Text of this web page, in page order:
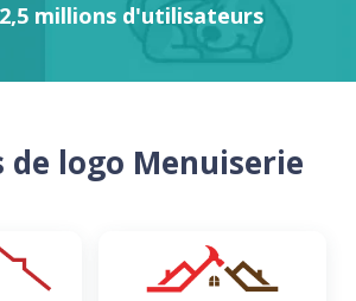
millions d'utilisateurs
de logo Menuiserie